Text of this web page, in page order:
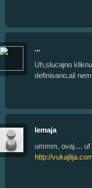
.,.
Uh,slucajno
definisano,ali
lemaja
ummm, ovaj....
http://